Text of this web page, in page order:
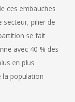
ces embauches
secteur, pilier de
se fait
avec 40 % des
en plus
la population